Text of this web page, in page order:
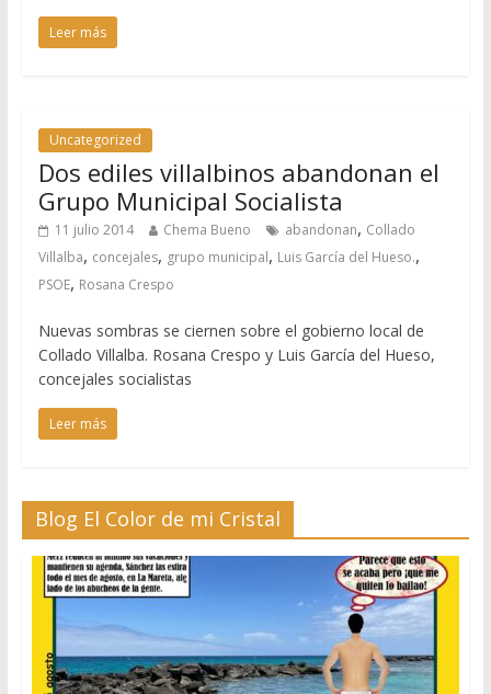
Leer más
Uncategorized
Dos ediles villalbinos abandonan el
Grupo Municipal Socialista
11 julio 2014 Chema Bueno abandonan, Collado
Villalba, concejales, grupo municipal, Luis García del Hueso.,
PSOE, Rosana Crespo
Nuevas sombras se ciernen sobre el gobierno local de
Collado Villalba. Rosana Crespo y Luis García del Hueso,
concejales socialistas
Leer más
Blog El Color de mi Cristal